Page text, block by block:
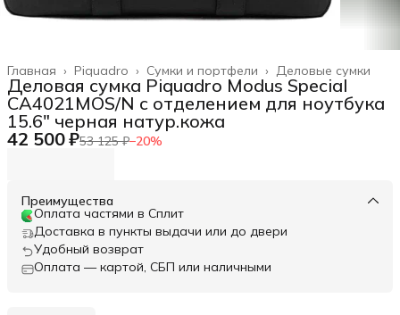
Деловые сумки
Сумки и портфели ›
Piquadro ›
Главная ›
Деловая сумка Piquadro Modus Special
CA4021MOS/N с отделением для ноутбука
15.6" черная натур.кожа
42 500 ₽53 125 ₽−20%
Преимущества
Оплата частями в Сплит
Доставка в пункты выдачи или до двери
Удобный возврат
Оплата — картой, СБП или наличными